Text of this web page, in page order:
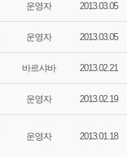
운영자 2013.03.05
운영자 2013.03.05
바르샤바 2013.02.21
운영자 2013.02.19
운영자 2013.01.18